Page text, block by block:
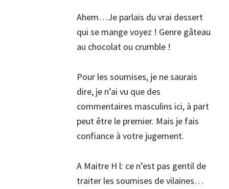
Ahem…Je parlais du vrai dessert
qui se mange voyez ! Genre gâteau
au chocolat ou crumble !
Pour les soumises, je ne saurais
dire, je n’ai vu que des
commentaires masculins ici, à part
peut être le premier. Mais je fais
confiance à votre jugement.
A Maitre H l: ce n’est pas gentil de
traiter les soumises de vilaines…